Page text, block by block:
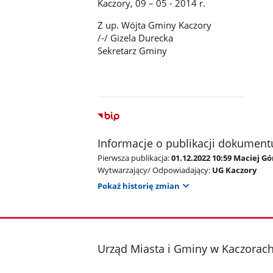
Kaczory, 09 – 05 - 2014 r.
Z up. Wójta Gminy Kaczory
/-/ Gizela Durecka
Sekretarz Gminy
Informacje o publikacji
Pierwsza publikacja:01.12.2022 10:59 Maciej
Wytwarzający/ Odpowiadający: UG Kaczory
Pokaż historię zmian
stopka
Urząd Miasta i Gminy w Kaczorach